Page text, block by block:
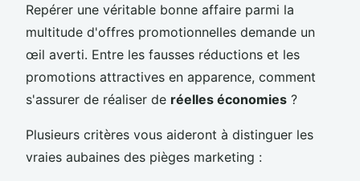
Repérer une véritable bonne affaire parmi la
multitude d'offres promotionnelles demande un
œil averti. Entre les fausses réductions et les
promotions attractives en apparence, comment
s'assurer de réaliser de réelles économies ?
Plusieurs critères vous aideront à distinguer les
vraies aubaines des pièges marketing :